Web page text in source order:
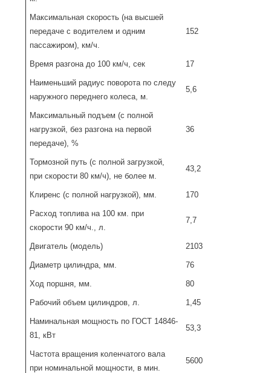
Максимальная скорость (на высшей
передаче с водителем и одним
пассажиром), км/ч.
152
Время разгона до 100 км/ч, сек 17
Наименьший радиус поворота по следу
наружного переднего колеса, м.
5,6
Максимальный подъем (с полной
нагрузкой, без разгона на первой
передаче), %
36
Тормозной путь (с полной загрузкой,
при скорости 80 км/ч), не более м.
43,2
Клиренс (с полной нагрузкой), мм. 170
Расход топлива на 100 км. при
скорости 90 км/ч., л.
7,7
Двигатель (модель) 2103
Диаметр цилиндра, мм. 76
Ход поршня, мм. 80
Рабочий объем цилиндров, л. 1,45
Наминальная мощность по ГОСТ 14846-
81, кВт
53,3
Частота вращения коленчатого вала
при номинальной мощности, в мин.
5600